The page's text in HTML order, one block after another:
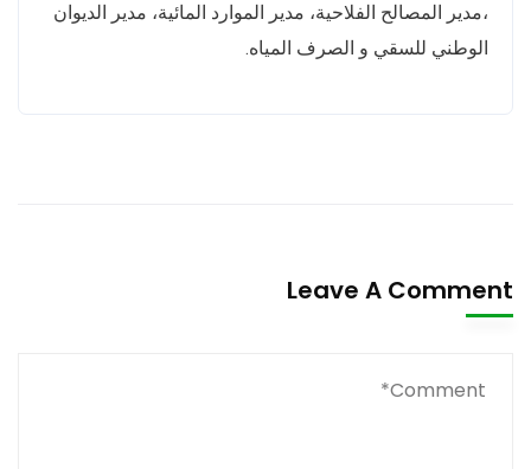
،مدير المصالح الفلاحية، مدير الموارد المائية، مدير الديوان
الوطني للسقي و الصرف المياه.
Leave A Comment